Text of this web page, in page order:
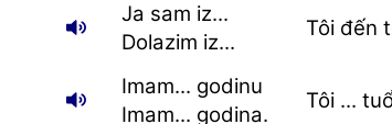
Ja sam iz...
Dolazim iz...
Tôi đến
Imam... godinu
Imam... godina.
Tôi ...